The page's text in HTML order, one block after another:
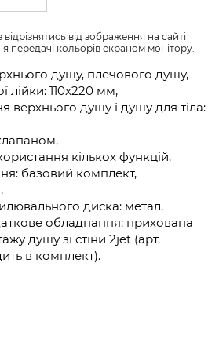
від зображення на сайті
передачі кольорів екраном монітору.
душу, плечового душу,
лійки: 110х220 мм,
верхнього душу і душу для тіла:
кількох функцій,
базовий комплект,
диска: метал,
обладнання: прихована
душу зі стіни 2jet (арт.
в комплект).